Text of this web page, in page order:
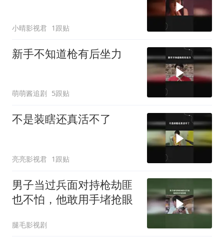
小晴影视君 1跟贴
新手不知道枪有后坐力
萌萌酱追剧 5跟贴
不是装瞎还真活不了
亮亮影视君 1跟贴
男子当过兵面对持枪劫匪
也不怕，他敢用手堵抢眼
腿毛影视剧